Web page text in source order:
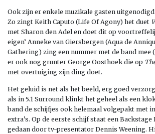
Ook zijn er enkele muzikale gasten
Zo zingt Keith Caputo (Life Of Agony) het duet
met Sharon den Adel en doet dit op
eigen’ Anneke van Giersbergen (Aqua de
Gathering) zing een nummer met de band mee (
er ook nog grunter George Oosthoek die op
met overtuiging zijn ding doet.
Het geluid is net als het beeld, erg goed
als in 5.1 Surround klinkt het geheel als een
band de schijfjes ook helemaal volgepakt met
extra’s. Op de eerste schijf staat een
gedaan door tv-presentator Dennis Weening.